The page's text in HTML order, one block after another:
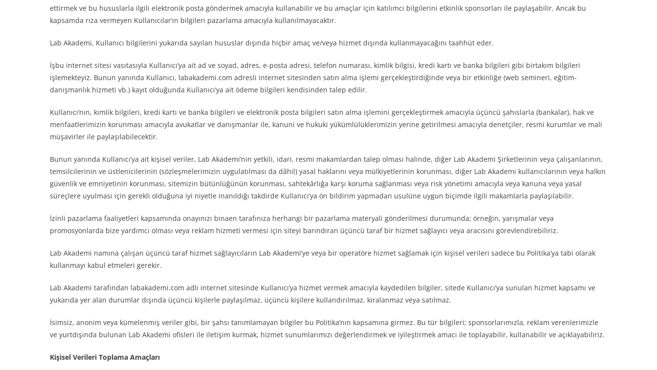
ettirmek ve bu hususlarla ilgili elektronik posta göndermek amacıyla kullanabilir ve bu amaçlar için katılımcı bilgilerini etkinlik sponsorları ile paylaşabilir. Ancak bu
kapsamda rıza vermeyen Kullanıcılar’ın bilgileri pazarlama amacıyla kullanılmayacaktır.
Lab Akademi, Kullanıcı bilgilerini yukarıda sayılan hususlar dışında hiçbir amaç ve/veya hizmet dışında kullanmayacağını taahhüt eder.
İşbu internet sitesi vasıtasıyla Kullanıcı’ya ait ad ve soyad, adres, e-posta adresi, telefon numarası, kimlik bilgisi, kredi kartı ve banka bilgileri gibi birtakım bilgileri
işlemekteyiz. Bunun yanında Kullanıcı, labakademi.com adresli internet sitesinden satın alma işlemi gerçekleştirdiğinde veya bir etkinliğe (web semineri, eğitim-
danışmanlık hizmeti vb.) kayıt olduğunda Kullanıcı’ya ait ödeme bilgileri kendisinden talep edilir.
Kullanıcı’nın, kimlik bilgileri, kredi kartı ve banka bilgileri ve elektronik posta bilgileri satın alma işlemini gerçekleştirmek amacıyla üçüncü şahıslarla (bankalar), hak ve
menfaatlerimizin korunması amacıyla avukatlar ve danışmanlar ile, kanuni ve hukuki yükümlülüklerimizin yerine getirilmesi amacıyla denetçiler, resmi kurumlar ve mali
müşavirler ile paylaşılabilecektir.
Bunun yanında Kullanıcı’ya ait kişisel veriler, Lab Akademi’nin yetkili, idari, resmi makamlardan talep olması halinde, diğer Lab Akademi Şirketlerinin veya çalışanlarının,
temsilcilerinin ve üstlenicilerinin (sözleşmelerimizin uygulatılması da dâhil) yasal haklarını veya mülkiyetlerinin korunması, diğer Lab Akademi kullanıcılarının veya halkın
güvenlik ve emniyetinin korunması, sitemizin bütünlüğünün korunması, sahtekârlığa karşı koruma sağlanması veya risk yönetimi amacıyla veya kanuna veya yasal
süreçlere uyulması için gerekli olduğuna iyi niyetle inanıldığı takdirde Kullanıcı’ya ön bildirim yapmadan usulüne uygun biçimde ilgili makamlarla paylaşılabilir.
İzinli pazarlama faaliyetleri kapsamında onayınızı binaen tarafınıza herhangi bir pazarlama materyali gönderilmesi durumunda; örneğin, yarışmalar veya
promosyonlarda bize yardımcı olması veya reklam hizmeti vermesi için siteyi barındıran üçüncü taraf bir hizmet sağlayıcı veya aracısını görevlendirebiliriz.
Lab Akademi namına çalışan üçüncü taraf hizmet sağlayıcıların Lab Akademi’ye veya bir operatöre hizmet sağlamak için kişisel verileri sadece bu Politika’ya tabi olarak
kullanmayı kabul etmeleri gerekir.
Lab Akademi tarafından labakademi.com adlı internet sitesinde Kullanıcı’ya hizmet vermek amacıyla kaydedilen bilgiler, sitede Kullanıcı’ya sunulan hizmet kapsamı ve
yukarıda yer alan durumlar dışında üçüncü kişilerle paylaşılmaz, üçüncü kişilere kullandırılmaz, kiralanmaz veya satılmaz.
İsimsiz, anonim veya kümelenmiş veriler gibi, bir şahsı tanımlamayan bilgiler bu Politika’nın kapsamına girmez. Bu tür bilgileri; sponsorlarımızla, reklam verenlerimizle
ve yurtdışında bulunan Lab Akademi ofisleri ile iletişim kurmak, hizmet sunumlarımızı değerlendirmek ve iyileştirmek amacı ile toplayabilir, kullanabilir ve açıklayabiliriz.
Kişisel Verileri Toplama Amaçları